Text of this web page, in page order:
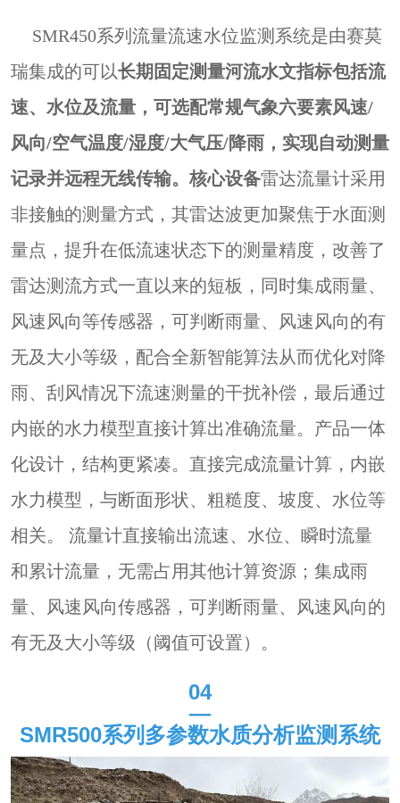
SMR450系列流量流速水位监测系统是由赛莫
瑞集成的可以长期固定测量河流水文指标包括流
速、水位及流量，可选配常规气象六要素风速/
风向/空气温度/湿度/大气压/降雨，实现自动测量
记录并远程无线传输。核心设备雷达流量计采用
非接触的测量方式， 其雷达波更加聚焦于水面测
量点，提升在低流速状态下的测量精度，改善了
雷达测流方式一直以来的短板 ， 同时集成雨量、
风速风向等传感器，可判断雨量、风速风向的有
无及大小等级，配合全新智能算法从而优化对降
雨、刮风情况下流速测量的干扰补偿，最后通过
内嵌的水力模型直接计算出准确流量。产品一体
化设计，结构更紧凑。直接完成流量计算，内嵌
水力模型，与断面形状、粗糙度、坡度、水位等
相关。 流量计直接输出流速、水位、瞬时流量
和累计流量，无需占用其他计算资源；集成雨
量、风速风向传感器，可判断雨量、风速风向的
有无及大小等级（阈值可设置）。
04
—
SMR500系列多参数水质分析监测系统